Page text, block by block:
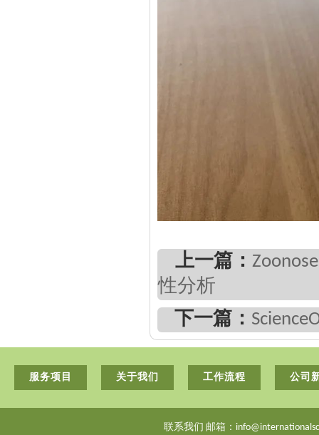
上一篇：
性分析
下一篇：
服务项目 关于我们 工作流程 公司
联系我们 邮箱：